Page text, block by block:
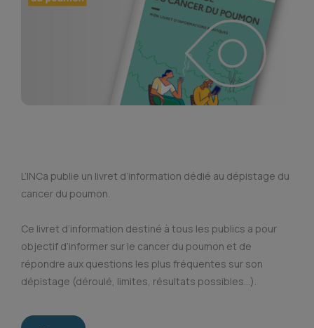
L’INCa publie un livret d’information dédié au dépistage du
cancer du poumon.
Ce livret d’information destiné à tous les publics a pour
objectif d’informer sur le cancer du poumon et de
répondre aux questions les plus fréquentes sur son
dépistage (déroulé, limites, résultats possibles…).